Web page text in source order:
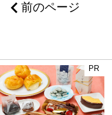
前のページ
PR